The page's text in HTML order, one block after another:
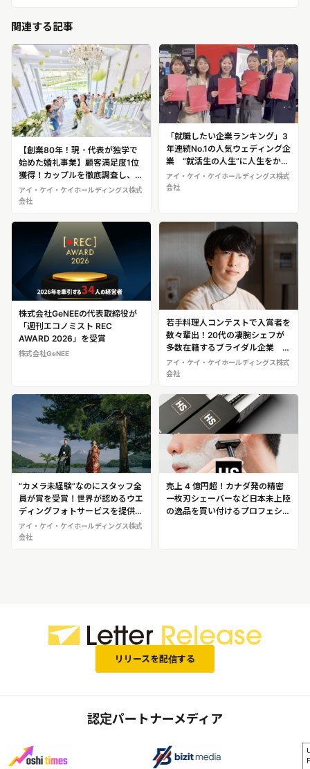
関連する記事
【創業80年！現・代表が独学で
始めた婚礼事業】顧客満足度1位
獲得！カップルを徹底調査し、ス
タッフ総出で考える唯一無二
の”チームウェディング”が人気
ス株式会社 ※挙式までの取材、
代表取締役会長兼社長CEO金子氏
への取材が可能です！
アイ・ケイ・ケイホールディングス株式
会社
「就職したい企業ランキング」3
年連続No.1の人気ウェディング企
業 “就活生の人生”に人生をかけ
る“スーパー人事集団”がいる ア
イ・ケイ・ケイホールディングス
アイ・ケイ・ケイホールディングス株式
会社
株式会社GeNEEの代表取締役が
「週刊エコノミスト REC
AWARD 2026」を受賞
株式会社GeNEE
若手料理人コンテストで入賞者を
数々輩出！20代の凄腕シェフが
多数在籍するブライダル企業 ア
イ・ケイ・ケイホールディングス
株式会社※伊藤シェフへの取材が
アイ・ケイ・ケイホールディングス株式
会社
”カメラ未経験”なのにスタッフ全
員が賞を受賞！世界が認めるウエ
ディングフォトサービスを提供
し、大人気！アイ・ケイ・ケイホ
ールディングス株式会社 ※原田
アイ・ケイ・ケイホールディングス株式
会社
売上 4 億円超！カナダ発の精密
一枚刃シェーバーなど日本未上陸
の逸品を買い付けるプロフェショ
リリースを配信する
認定パートナーメディア